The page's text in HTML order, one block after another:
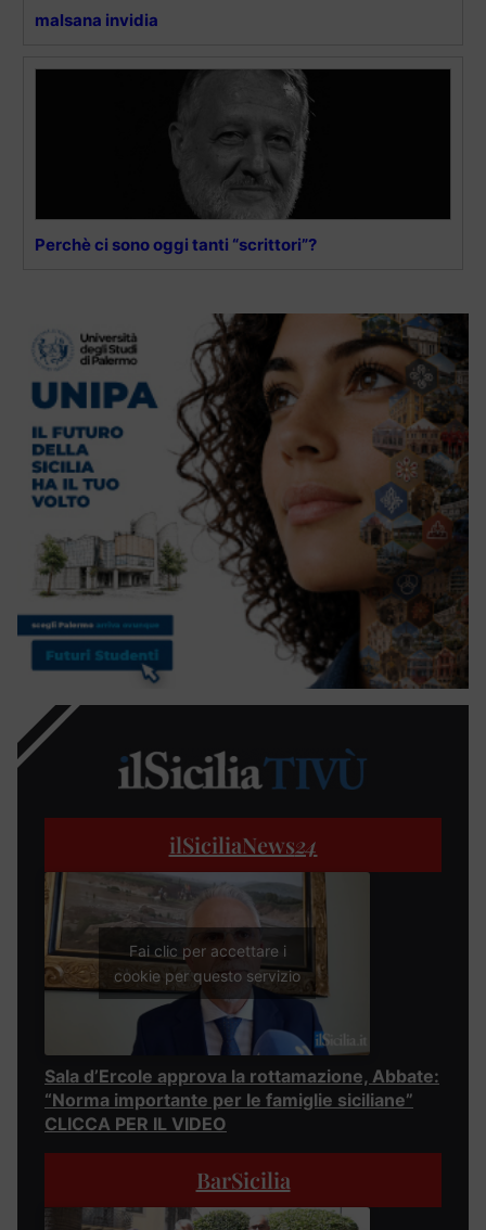
malsana invidia
Perchè ci sono oggi tanti “scrittori”?
ilSiciliaNews24
Fai clic per accettare i
cookie per questo servizio
Sala d’Ercole approva la rottamazione, Abbate:
“Norma importante per le famiglie siciliane”
CLICCA PER IL VIDEO
BarSicilia